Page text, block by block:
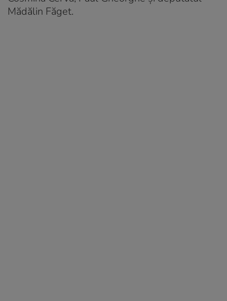
Mădălin Făget.